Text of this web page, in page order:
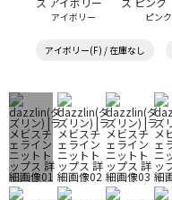
アイボリー ピンク
アイボリー(F) / 在庫なし